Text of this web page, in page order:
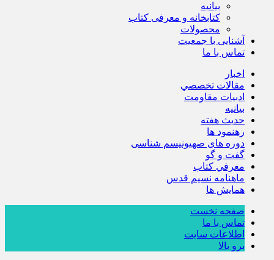
بيانيه
کتابخانه و معرفی کتاب
محصولات
آشنایی با جمعیت
تماس با ما
اخبار
مقالات تخصصي
ادبيات مقاومت
بيانيه
حديث هفته
رهنمود ها
دوره های صهیونیسم شناسی
گفت و گو
معرفي كتاب
ماهنامه نسيم قدس
همايش ها
صفحه نخست
تماس با ما
اطلاعات سایت
برو بالا